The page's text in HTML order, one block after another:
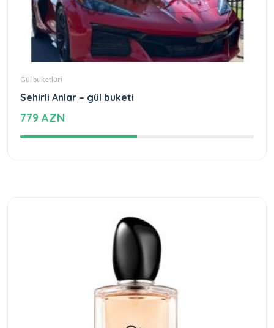
Gül buketləri
Sehirli Anlar – gül buketi
779 AZN